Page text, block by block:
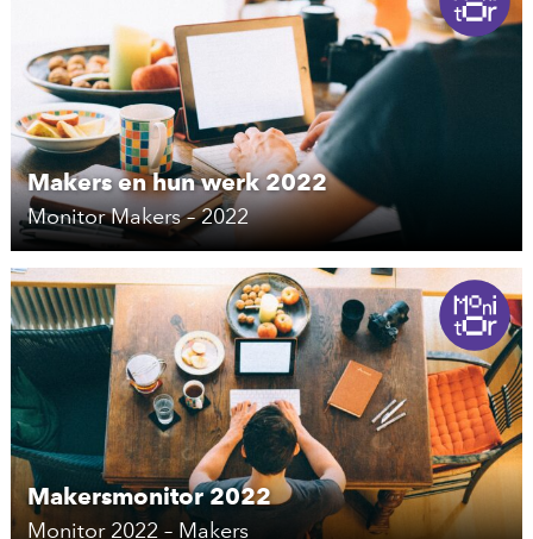
Makers en hun werk 2022
Monitor Makers – 2022
Makersmonitor 2022
Monitor 2022 – Makers